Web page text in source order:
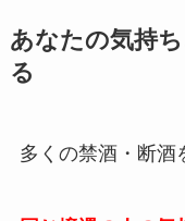
あなたの気持
る
多くの禁酒・断酒